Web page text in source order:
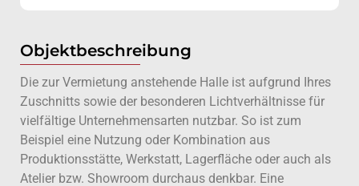
Objektbeschreibung
Die zur Vermietung anstehende Halle ist aufgrund Ihres
Zuschnitts sowie der besonderen Lichtverhältnisse für
vielfältige Unternehmensarten nutzbar. So ist zum
Beispiel eine Nutzung oder Kombination aus
Produktionsstätte, Werkstatt, Lagerfläche oder auch als
Atelier bzw. Showroom durchaus denkbar. Eine